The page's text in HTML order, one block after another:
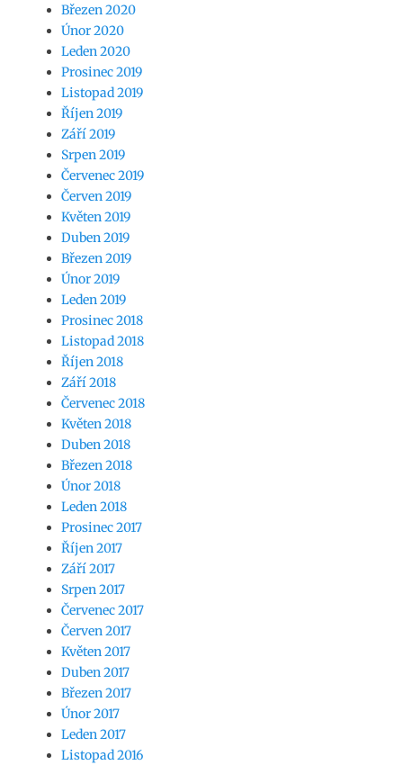
Březen 2020
Únor 2020
Leden 2020
Prosinec 2019
Listopad 2019
Říjen 2019
Září 2019
Srpen 2019
Červenec 2019
Červen 2019
Květen 2019
Duben 2019
Březen 2019
Únor 2019
Leden 2019
Prosinec 2018
Listopad 2018
Říjen 2018
Září 2018
Červenec 2018
Květen 2018
Duben 2018
Březen 2018
Únor 2018
Leden 2018
Prosinec 2017
Říjen 2017
Září 2017
Srpen 2017
Červenec 2017
Červen 2017
Květen 2017
Duben 2017
Březen 2017
Únor 2017
Leden 2017
Listopad 2016